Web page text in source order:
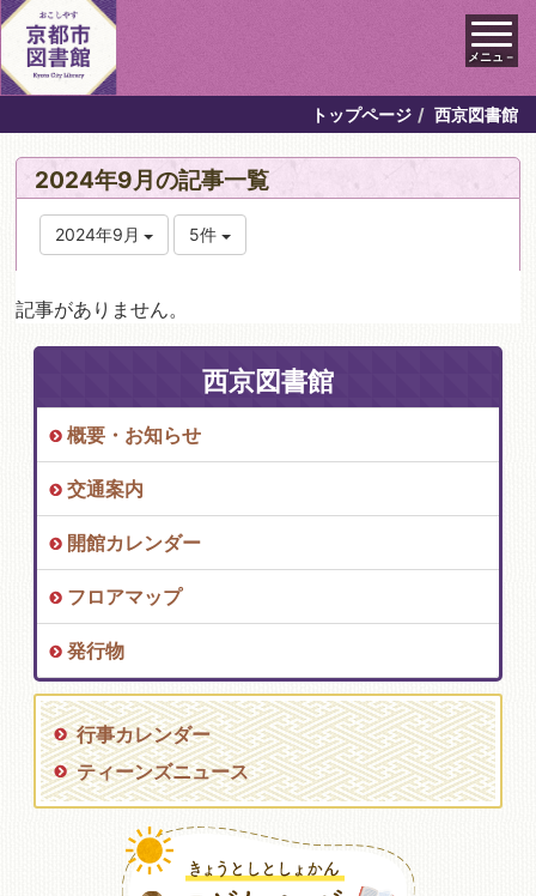
メニュ－
トップページ 西京図書館
2024年9月の記事一覧
2024年9月 5件
記事がありません。
西京図書館
概要・お知らせ
交通案内
開館カレンダー
フロアマップ
発行物
行事カレンダー
ティーンズニュース